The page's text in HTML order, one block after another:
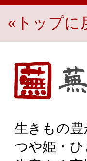
«トップに
生きもの
つや姫・